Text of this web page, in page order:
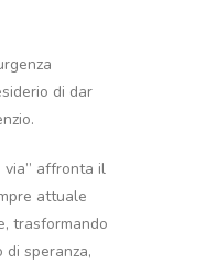
di dar
via” affronta il
attuale
trasformando
di speranza,